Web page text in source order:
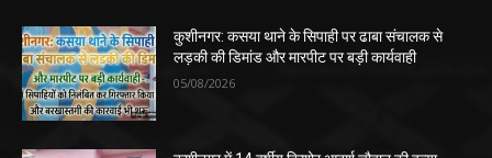
कुशीनगर: कसया थाने के सिपाही पर ढाबा संचालक से
लड़की की डिमांड और मारपीट पर बड़ी कार्यवाही
05/08/2026